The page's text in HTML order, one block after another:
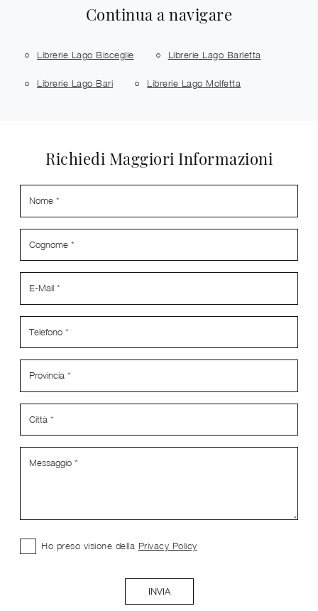
Continua a navigare
Librerie Lago Bisceglie Librerie Lago Barletta
Librerie Lago Bari Librerie Lago Molfetta
Richiedi Maggiori Informazioni
Ho preso visione della Privacy Policy
INVIA